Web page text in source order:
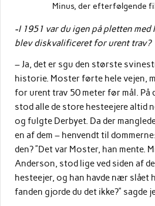
Minus, der efterfølgende
-I 1951 var du igen på pletten
blev diskvalificeret for urent trav?
– Ja, det er sgu den største
historie. Moster førte hele vejen,
for urent trav 50 meter før mål. På
stod alle de store hesteejere altid
og fulgte Derbyet. Da der
en af dem – henvendt til
den? ”Det var Moster, han mente.
Anderson, stod lige ved siden af
hesteejer, og han havde nær slået
fanden gjorde du det ikke?” sagde